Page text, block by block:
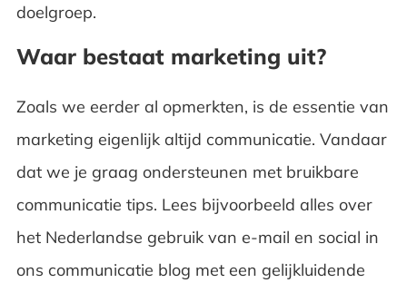
doelgroep.
Waar bestaat marketing uit?
Zoals we eerder al opmerkten, is de essentie van
marketing eigenlijk altijd communicatie. Vandaar
dat we je graag ondersteunen met bruikbare
communicatie tips. Lees bijvoorbeeld alles over
het Nederlandse gebruik van e-mail en social in
ons communicatie blog met een gelijkluidende